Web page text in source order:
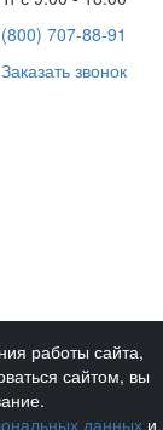
707-88-91
Заказать звонок
работы сайта,
сайтом, вы
данныхи